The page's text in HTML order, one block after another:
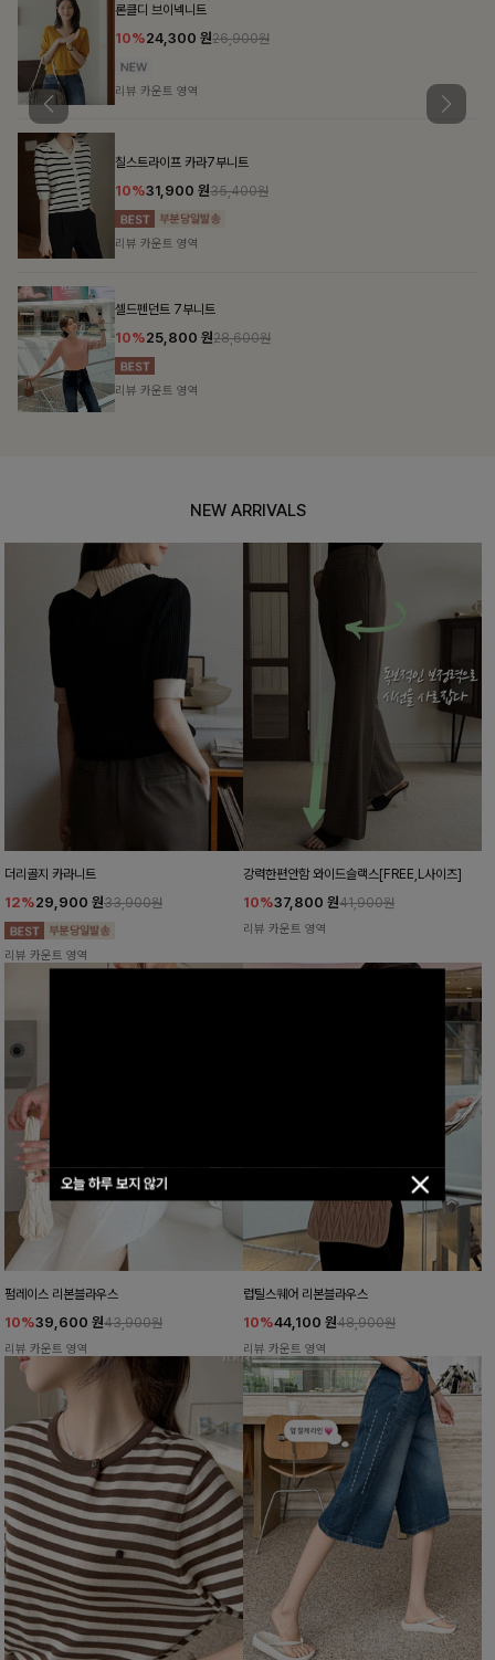
오늘 하루 보지 않기
론클디 브이넥니트
10%24,300 원26,900원
리뷰 카운트 영역
칠스트라이프 카라7부니트
10%31,900 원35,400원
리뷰 카운트 영역
셀드펜던트 7부니트
10%25,800 원28,600원
리뷰 카운트 영역
NEW ARRIVALS
더리골지 카라니트
12%29,900 원33,900원
리뷰 카운트 영역
강력한편안함 와이드슬랙스[FREE,L사이즈]
10%37,800 원41,900원
리뷰 카운트 영역
펌레이스 리본블라우스
10%39,600 원43,900원
리뷰 카운트 영역
럽틸스퀘어 리본블라우스
10%44,100 원48,900원
리뷰 카운트 영역